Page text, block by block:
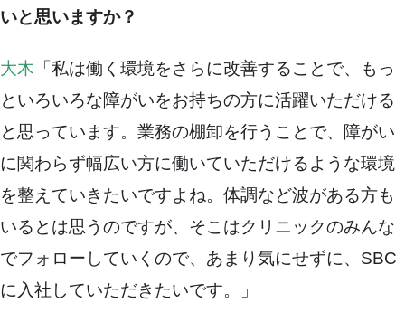
いと思いますか？
大木 「私は働く環境をさらに改善することで、もっ
といろいろな障がいをお持ちの方に活躍いただける
と思っています。業務の棚卸を行うことで、障がい
に関わらず幅広い方に働いていただけるような環境
を整えていきたいですよね。体調など波がある方も
いるとは思うのですが、そこはクリニックのみんな
でフォローしていくので、あまり気にせずに、SBC
に入社していただきたいです。」